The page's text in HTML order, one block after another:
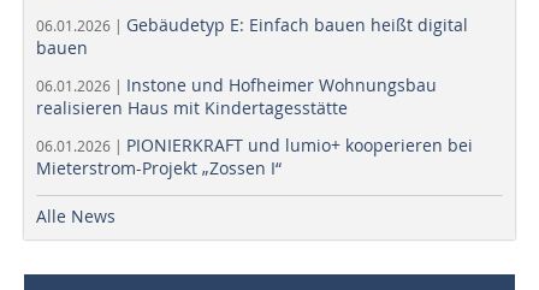
06.01.2026 | Gebäudetyp E: Einfach bauen heißt digital
bauen
06.01.2026 | Instone und Hofheimer Wohnungsbau
realisieren Haus mit Kindertagesstätte
06.01.2026 | PIONIERKRAFT und lumio+ kooperieren bei
Mieterstrom-Projekt „Zossen I“
Alle News